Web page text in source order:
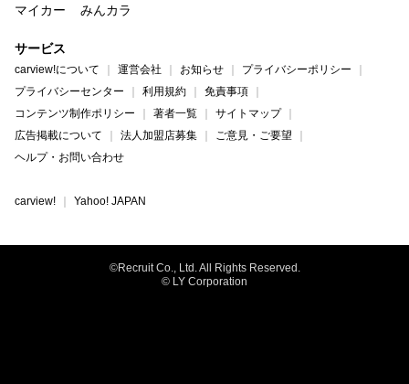
マイカー
みんカラ
サービス
carview!について 運営会社 お知らせ
プライバシーポリシー
プライバシーセンター
利用規約
免責事項
コンテンツ制作ポリシー
著者一覧
サイトマップ
広告掲載について
法人加盟店募集
ご意見・ご要望
ヘルプ・お問い合わせ
carview! Yahoo! JAPAN
©Recruit Co., Ltd. All Rights Reserved.
© LY Corporation